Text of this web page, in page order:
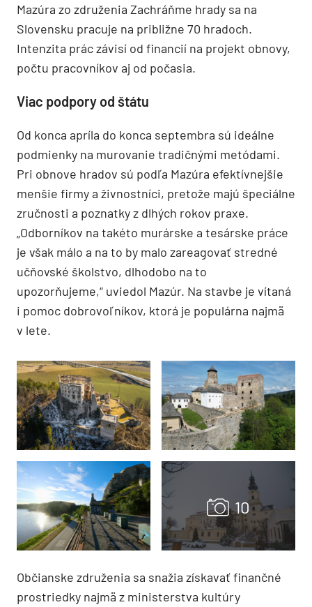
Mazúra zo združenia Zachráňme hrady sa na
Slovensku pracuje na približne 70 hradoch.
Intenzita prác závisí od financií na projekt obnovy,
počtu pracovníkov aj od počasia.
Viac podpory od štátu
Od konca apríla do konca septembra sú ideálne
podmienky na murovanie tradičnými metódami.
Pri obnove hradov sú podľa Mazúra efektívnejšie
menšie firmy a živnostníci, pretože majú špeciálne
zručnosti a poznatky z dlhých rokov praxe.
„Odborníkov na takéto murárske a tesárske práce
je však málo a na to by malo zareagovať stredné
učňovské školstvo, dlhodobo na to
upozorňujeme,“ uviedol Mazúr. Na stavbe je vítaná
i pomoc dobrovoľníkov, ktorá je populárna najmä
v lete.
Občianske združenia sa snažia získavať finančné
prostriedky najmä z ministerstva kultúry